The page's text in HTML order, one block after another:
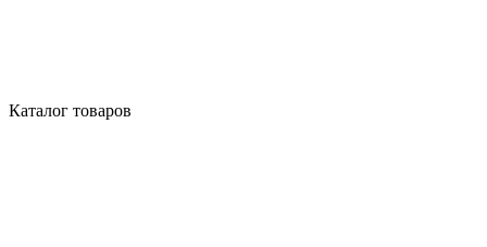
Каталог товаров